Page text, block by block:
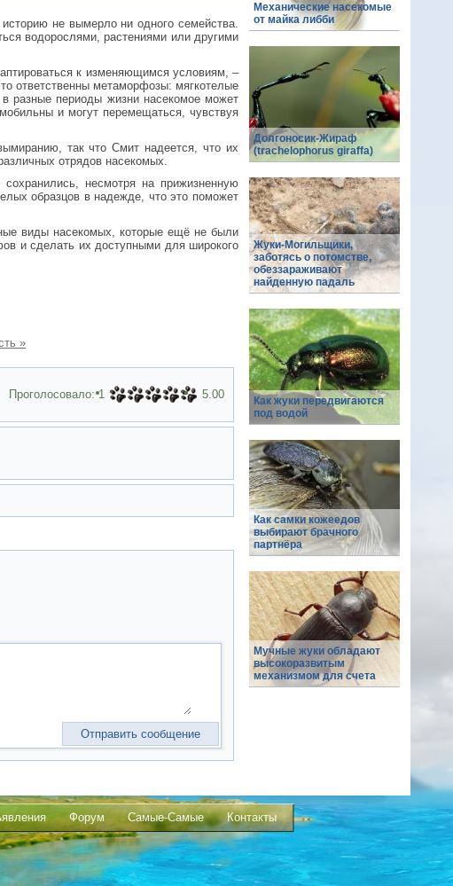
не вымерло ни одного семейства.
водорослями, растениями или другими
к изменяющимся условиям, –
ответственны метаморфозы: мягкотелые
в разные периоды жизни насекомое может
и могут перемещаться, чувствуя
так что Смит надеется, что их
отрядов насекомых.
несмотря на прижизненную
образцов в надежде, что это поможет
виды насекомых, которые ещё не были
и сделать их доступными для широкого
»
Проголосовало:1 5.00
Механические насекомые
от майка либби
Долгоносик-Жираф
(trachelophorus giraffa)
Жуки-Могильщики,
заботясь о потомстве,
обеззараживают
найденную падаль
Как жуки передвигаются
под водой
Как самки кожеедов
выбирают брачного
партнёра
Мучные жуки обладают
высокоразвитым
механизмом для счета
Форум Самые-Самые Контакты